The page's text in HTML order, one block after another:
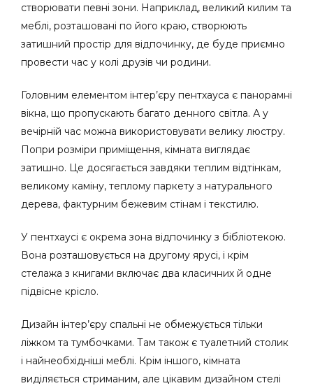
створювати певні зони. Наприклад, великий килим та
меблі, розташовані по його краю, створюють
затишний простір для відпочинку, де буде приємно
провести час у колі друзів чи родини.
Головним елементом інтер’єру пентхауса є панорамні
вікна, що пропускають багато денного світла. А у
вечірній час можна використовувати велику люстру.
Попри розміри приміщення, кімната виглядає
затишно. Це досягається завдяки теплим відтінкам,
великому каміну, теплому паркету з натурального
дерева, фактурним бежевим стінам і текстилю.
У пентхаусі є окрема зона відпочинку з бібліотекою.
Вона розташовується на другому ярусі, і крім
стелажа з книгами включає два класичних й одне
підвісне крісло.
Дизайн інтер’єру спальні не обмежується тільки
ліжком та тумбочками. Там також є туалетний столик
і найнеобхідніші меблі. Крім іншого, кімната
виділяється стриманим, але цікавим дизайном стелі